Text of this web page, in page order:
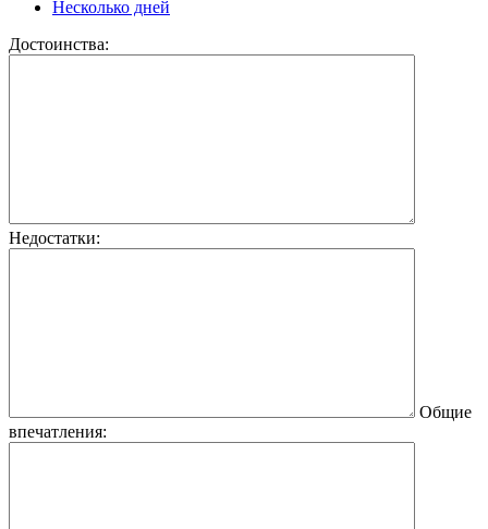
Несколько дней
Достоинства:
Недостатки:
Общие
впечатления: